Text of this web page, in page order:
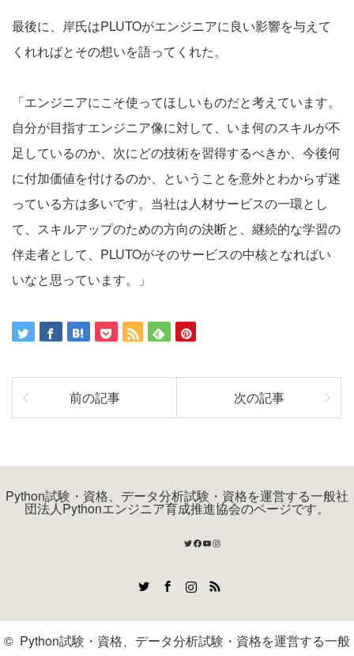
最後に、岸氏はPLUTOがエンジニアに良い影響を与えて
くれればとその想いを語ってくれた。
「エンジニアにこそ使ってほしいものだと考えています。
自分が目指すエンジニア像に対して、いま何のスキルが不
足しているのか、次にどの技術を習得するべきか、今後何
に付加価値を付けるのか、ということを意外とわからず迷
っている方は多いです。当社は人材サービスの一環とし
て、スキルアップのための方向の決断と、継続的な学習の
伴走者として、PLUTOがそのサービスの中核となればい
いなと思っています。」
前の記事 次の記事
Python試験・資格、データ分析試験・資格を運営する一般社
団法人Pythonエンジニア育成推進協会のページです。
Twitter
Facebook
YouTube
Instagram
RSS
© Python試験・資格、データ分析試験・資格を運営する一般